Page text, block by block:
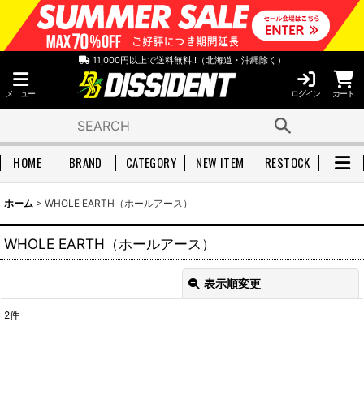
11,000円以上で送料無料!!（北海道・沖縄除く）
メニュー ログイン カート
HOME BRAND CATEGORY NEW ITEM RESTOCK
ホーム > WHOLE EARTH（ホールアース）
WHOLE EARTH（ホールアース）
表示順変更
2件